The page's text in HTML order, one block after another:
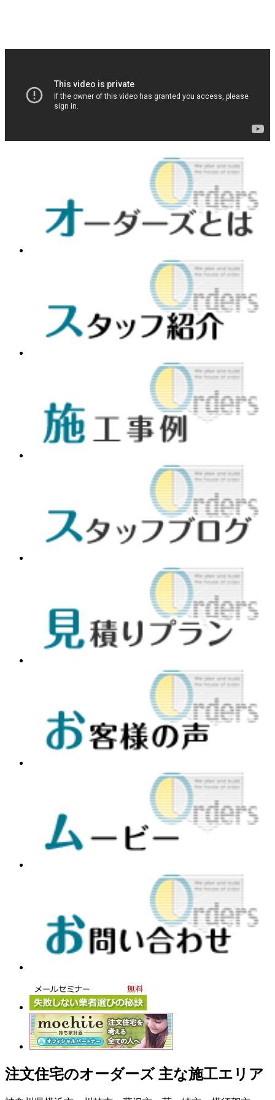
注文住宅のオーダーズ 主な施工エリア